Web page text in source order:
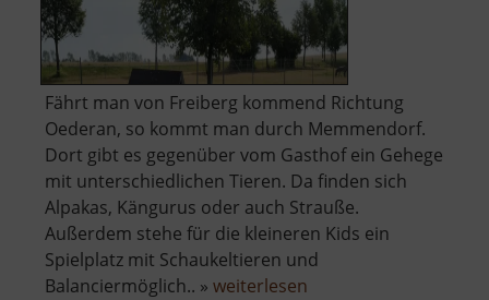
Fährt man von Freiberg kommend Richtung
Oederan, so kommt man durch Memmendorf.
Dort gibt es gegenüber vom Gasthof ein Gehege
mit unterschiedlichen Tieren. Da finden sich
Alpakas, Kängurus oder auch Strauße.
Außerdem stehe für die kleineren Kids ein
Spielplatz mit Schaukeltieren und
Balanciermöglich.. » weiterlesen